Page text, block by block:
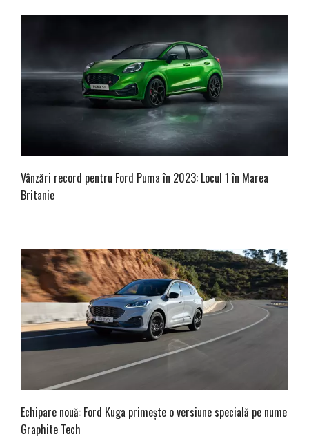
Vânzări record pentru Ford Puma în 2023: Locul 1 în Marea
Britanie
Echipare nouă: Ford Kuga primește o versiune specială pe nume
Graphite Tech